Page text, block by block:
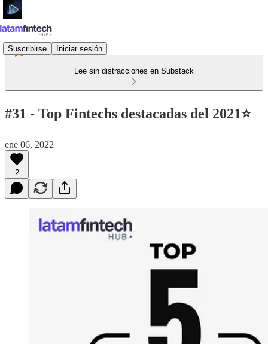
Suscribirse Iniciar sesión
Lee sin distracciones en Substack
#31 - Top Fintechs destacadas del 2021⭐
ene 06, 2022
2